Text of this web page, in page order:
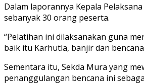
Dalam laporannya Kepala
sebanyak 30 orang peserta.
“Pelatihan ini dilaksanakan guna
baik itu Karhutla, banjir dan
Sementara itu, Sekda Mura yang
penanggulangan bencana ini